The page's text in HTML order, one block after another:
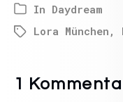
In Daydream
Lora München ,
1